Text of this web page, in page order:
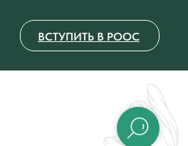
ВСТУПИТЬ В РООС